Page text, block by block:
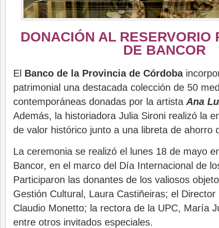
DONACIÓN AL RESERVORIO
DE BANCOR
El Banco de la Provincia de Córdoba
patrimonial una destacada colección de 50
contemporáneas donadas por la artista Ana
Además, la historiadora Julia Sironi realizó la
de valor histórico junto a una libreta de ahorro
La ceremonia se realizó el lunes 18 de mayo
Bancor, en el marco del Día Internacional de
Participaron las donantes de los valiosos
Gestión Cultural, Laura Castiñeiras; el
Claudio Monetto; la rectora de la UPC, María
entre otros invitados especiales.